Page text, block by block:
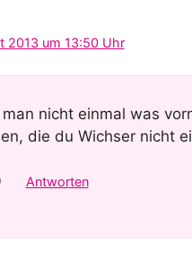
2013 um 13:50 Uhr
nicht einmal was
die du Wichser nicht
Antworten